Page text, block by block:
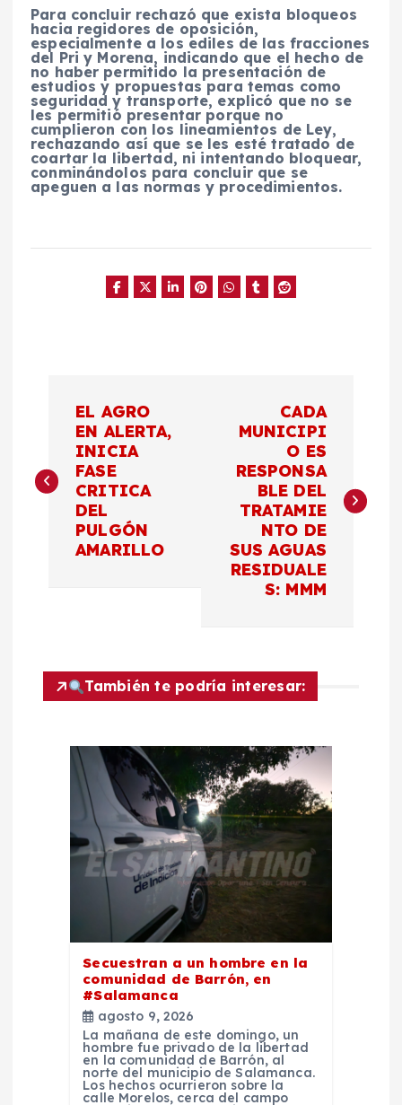
Para concluir rechazó que exista bloqueos
hacia regidores de oposición,
especialmente a los ediles de las fracciones
del Pri y Morena, indicando que el hecho de
no haber permitido la presentación de
estudios y propuestas para temas como
seguridad y transporte, explicó que no se
les permitió presentar porque no
cumplieron con los lineamientos de Ley,
rechazando así que se les esté tratado de
coartar la libertad, ni intentando bloquear,
conminándolos para concluir que se
apeguen a las normas y procedimientos.
v
c
EL AGRO
EN ALERTA,
INICIA
FASE
CRITICA
DEL
PULGÓN
AMARILLO
CADA
MUNICIPI
O ES
RESPONSA
BLE DEL
TRATAMIE
NTO DE
SUS AGUAS
RESIDUALE
S: MMM
También te podría interesar:
Secuestran a un hombre en la
comunidad de Barrón, en
#Salamanca
agosto 9, 2026
La mañana de este domingo, un
hombre fue privado de la libertad
en la comunidad de Barrón, al
norte del municipio de Salamanca.
Los hechos ocurrieron sobre la
calle Morelos, cerca del campo